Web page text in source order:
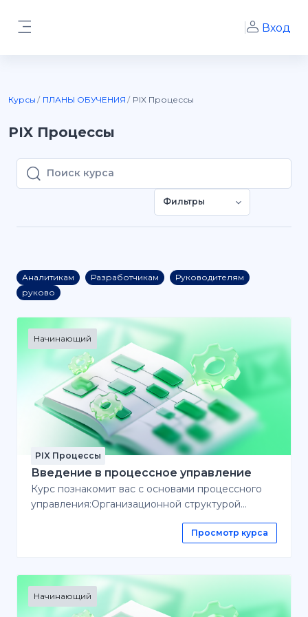
Вход
Курсы ПЛАНЫ ОБУЧЕНИЯ PIX Процессы
PIX Процессы
Поиск курса
Поиск курса
Фильтры
Аналитикам Разработчикам
Руководителям
руково
Начинающий
PIX Процессы
Введение в процессное управление
Курс познакомит вас с основами процессного
управления:Организационной структурой
подходПринципами описания, анализа и
управленияАлгоритмом внедрения процессного
управления в компанииКурс
подходит руководителям, менеджерам
Просмотр курса
Начинающий